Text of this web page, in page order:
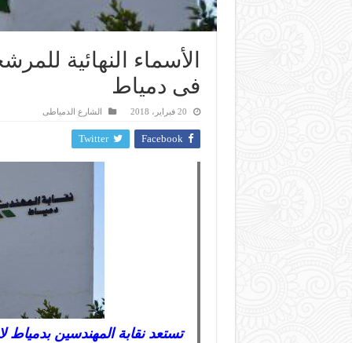
الأسماء النهائية
فى دمياط
20 فبراير، 2018 الشارع الدمياطى
Facebook
Twitter
تستعد نقابة المهندسين بدمياط